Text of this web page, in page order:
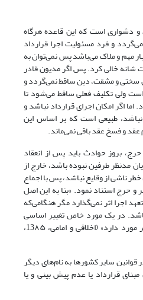
دشواری است که این قاعده هرگاه
و فرد مسئولیت اجرا قرارداد
مهم و ملاک می‌باشد پس نمی‌‌توان به
شانه خالی کرد. پس اگر مدیون قادر
سختی و مشقت، دین ساقط نمی‌‌گردد و
ولی تکلیف فعلی ساقط می‌شود تا
اگر امکان اجرای قرارداد نباشد و
طبیعی است که بر اساس این
عقد و فسخ عقد باقی نمی‌‌ماند.
بروز حوادث باید پس از انعقاد
مدنظر طرفین نبوده باشد، خارج از
ناشی از وقایع نباشد، پس با اجماع
حرج استناد نمود. «بنا به این اصل
اجرا اثر نمی‌‌گذارد مگر هنگامی‌‌که
باشد. در یک مورد خاص تغییر اساسی
بوده یا نه، بستگی به شرایط هر مورد دارد» (اخلاقی و امامی، 13۸۵،
سایر کشورها به نام‌‌های دیگر
قرارداد یا عدم پیش بینی و یا